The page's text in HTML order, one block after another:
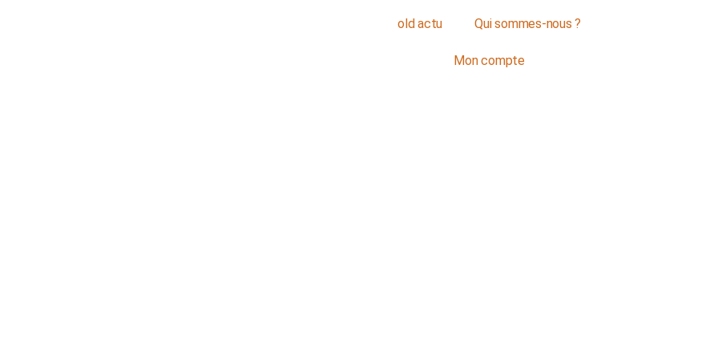
old actu Qui sommes-nous ?
Mon compte